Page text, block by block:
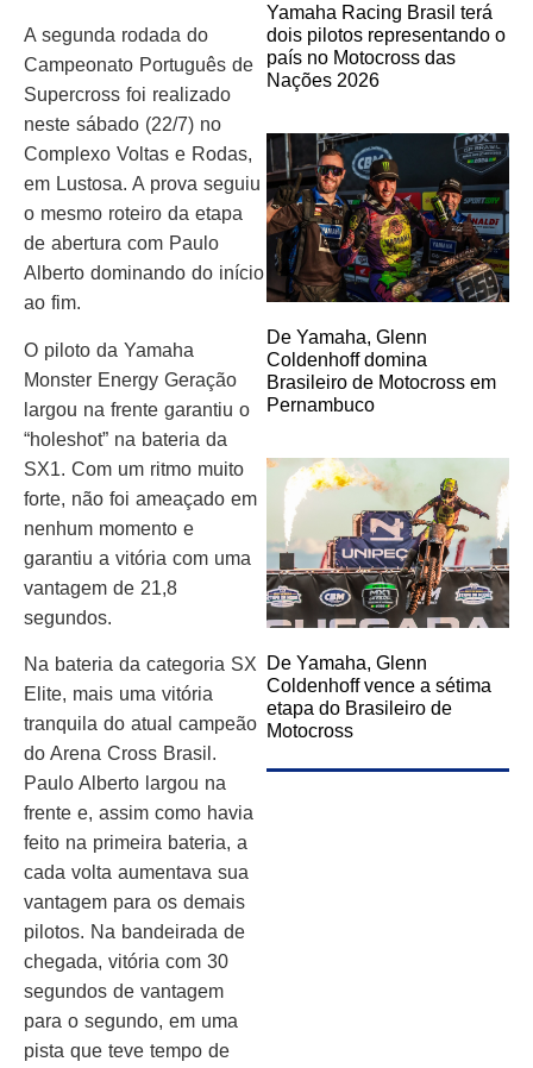
A segunda rodada do
Campeonato Português de
Supercross foi realizado
neste sábado (22/7) no
Complexo Voltas e Rodas,
em Lustosa. A prova seguiu
o mesmo roteiro da etapa
de abertura com Paulo
Alberto dominando do início
ao fim.
O piloto da Yamaha
Monster Energy Geração
largou na frente garantiu o
“holeshot” na bateria da
SX1. Com um ritmo muito
forte, não foi ameaçado em
nenhum momento e
garantiu a vitória com uma
vantagem de 21,8
segundos.
Na bateria da categoria SX
Elite, mais uma vitória
tranquila do atual campeão
do Arena Cross Brasil.
Paulo Alberto largou na
frente e, assim como havia
feito na primeira bateria, a
cada volta aumentava sua
vantagem para os demais
pilotos. Na bandeirada de
chegada, vitória com 30
segundos de vantagem
para o segundo, em uma
pista que teve tempo de
Yamaha Racing Brasil terá
dois pilotos representando o
país no Motocross das
Nações 2026
De Yamaha, Glenn
Coldenhoff domina
Brasileiro de Motocross em
Pernambuco
De Yamaha, Glenn
Coldenhoff vence a sétima
etapa do Brasileiro de
Motocross